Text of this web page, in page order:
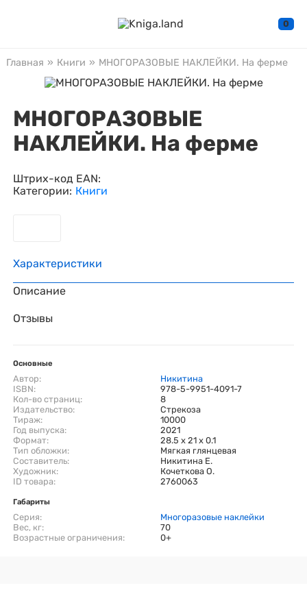
0
Главная » Книги » МНОГОРАЗОВЫЕ НАКЛЕЙКИ. На ферме
МНОГОРАЗОВЫЕ
НАКЛЕЙКИ. На ферме
Штрих-код EAN:
Категории: Книги
Характеристики
Описание
Отзывы
Основные
Автор:
Никитина
ISBN:
978-5-9951-4091-7
Кол-во страниц:
8
Издательство:
Стрекоза
Тираж:
10000
Год выпуска:
2021
Формат:
28.5 x 21 x 0.1
Тип обложки:
Мягкая глянцевая
Составитель:
Никитина Е.
Художник:
Кочеткова О.
ID товара:
2760063
Габариты
Серия:
Многоразовые наклейки
Вес, кг:
70
Возрастные ограничения:
0+